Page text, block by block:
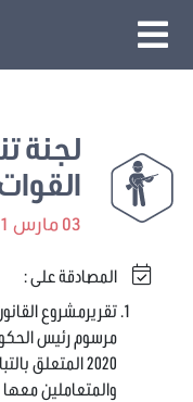
لجنة
03 مارس 2021
المصادقة على :
2020 المتعلق
والمتعاملين